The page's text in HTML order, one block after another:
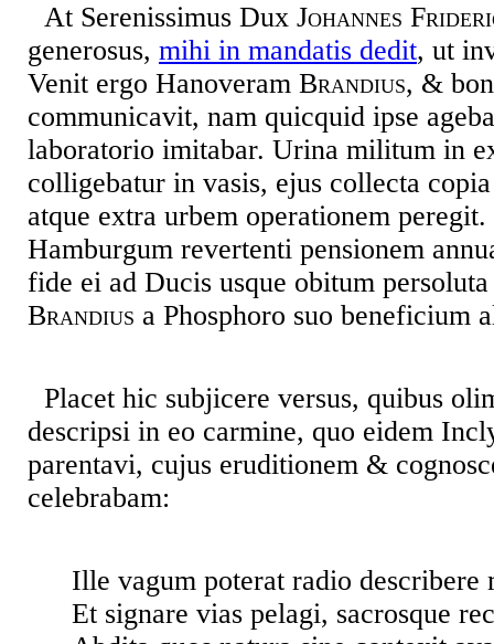
At Serenissimus Dux Johannes
generosus, mihi in mandatis dedit, ut
Venit ergo Hanoveram Brandius, &
communicavit, nam quicquid ipse
laboratorio imitabar. Urina militum in
colligebatur in vasis, ejus collecta
atque extra urbem operationem
Hamburgum revertenti pensionem
fide ei ad Ducis usque obitum
Brandius a Phosphoro suo beneficium
Placet hic subjicere versus, quibus
descripsi in eo carmine, quo eidem
parentavi, cujus eruditionem &
celebrabam:
Ille vagum poterat radio describere
Et signare vias pelagi, sacrosque